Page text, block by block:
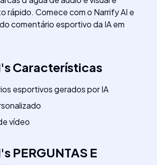
rápido. Comece com o Narrify AI e
comentário esportivo da IA em
'sCaracterísticas
esportivos gerados por IA
vídeo
's PERGUNTAS E